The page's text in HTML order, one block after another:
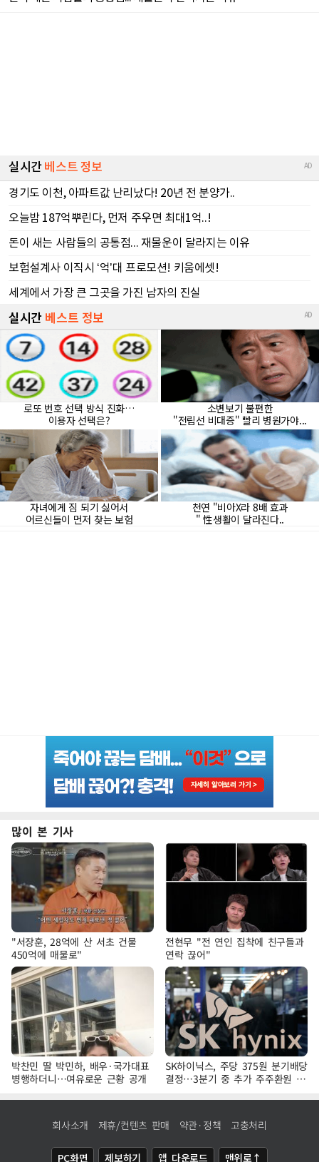
많이 본 기사
"서장훈, 28억에 산 서초 건물
450억에 매물로"
전현무 "전 연인 집착에 친구들과
연락 끊어"
박찬민 딸 박민하, 배우·국가대표
병행하더니…여유로운 근황 공개
SK하이닉스, 주당 375원 분기배당
결정…3분기 중 추가 주주환원 발
표
회사소개 제휴/컨텐츠 판매 약관·정책 고충처리
PC화면 제보하기 앱 다운로드 맨위로↑